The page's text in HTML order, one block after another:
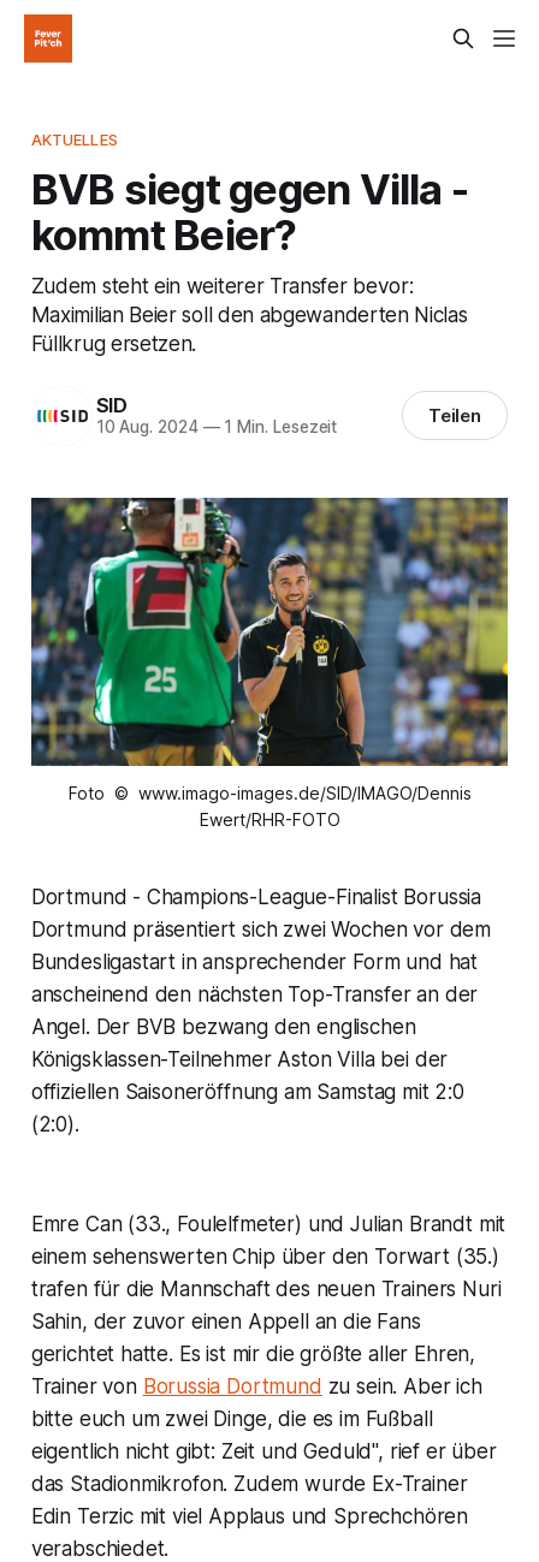
AKTUELLES
BVB siegt gegen Villa -
kommt Beier?
Zudem steht ein weiterer Transfer bevor:
Maximilian Beier soll den abgewanderten Niclas
Füllkrug ersetzen.
SID
10 Aug. 2024 —1 Min. Lesezeit Teilen
Foto © www.imago-images.de/SID/IMAGO/Dennis
Ewert/RHR-FOTO
Dortmund - Champions-League-Finalist Borussia
Dortmund präsentiert sich zwei Wochen vor dem
Bundesligastart in ansprechender Form und hat
anscheinend den nächsten Top-Transfer an der
Angel. Der BVB bezwang den englischen
Königsklassen-Teilnehmer Aston Villa bei der
offiziellen Saisoneröffnung am Samstag mit 2:0
(2:0).
Emre Can (33., Foulelfmeter) und Julian Brandt mit
einem sehenswerten Chip über den Torwart (35.)
trafen für die Mannschaft des neuen Trainers Nuri
Sahin, der zuvor einen Appell an die Fans
gerichtet hatte. Es ist mir die größte aller Ehren,
Trainer von Borussia Dortmund zu sein. Aber ich
bitte euch um zwei Dinge, die es im Fußball
eigentlich nicht gibt: Zeit und Geduld", rief er über
das Stadionmikrofon. Zudem wurde Ex-Trainer
Edin Terzic mit viel Applaus und Sprechchören
verabschiedet.